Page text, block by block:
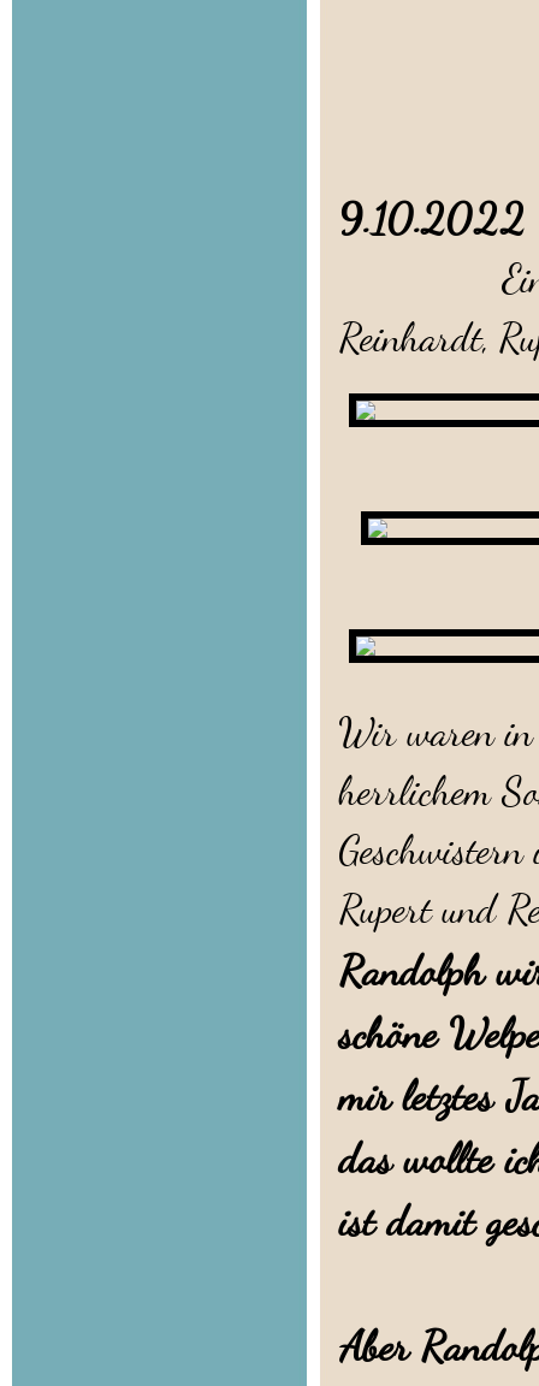
Ein
Reinhardt,
Wir waren in
herrlichem
Rupert und
Randolph
schöne
mir letztes
das wollte
ist damit
Aber